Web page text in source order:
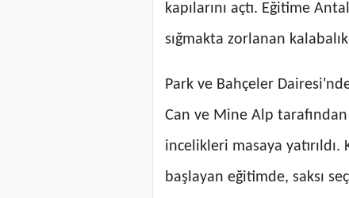
kapılarını açtı. Eğitime
sığmakta zorlanan
Park ve Bahçeler
Can ve Mine Alp
incelikleri masaya
başlayan eğitimde, saksı